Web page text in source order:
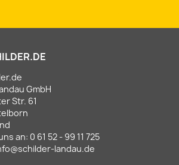
GmbH
Str. 61
an: 0 61 52 - 99 11 725
landau.de